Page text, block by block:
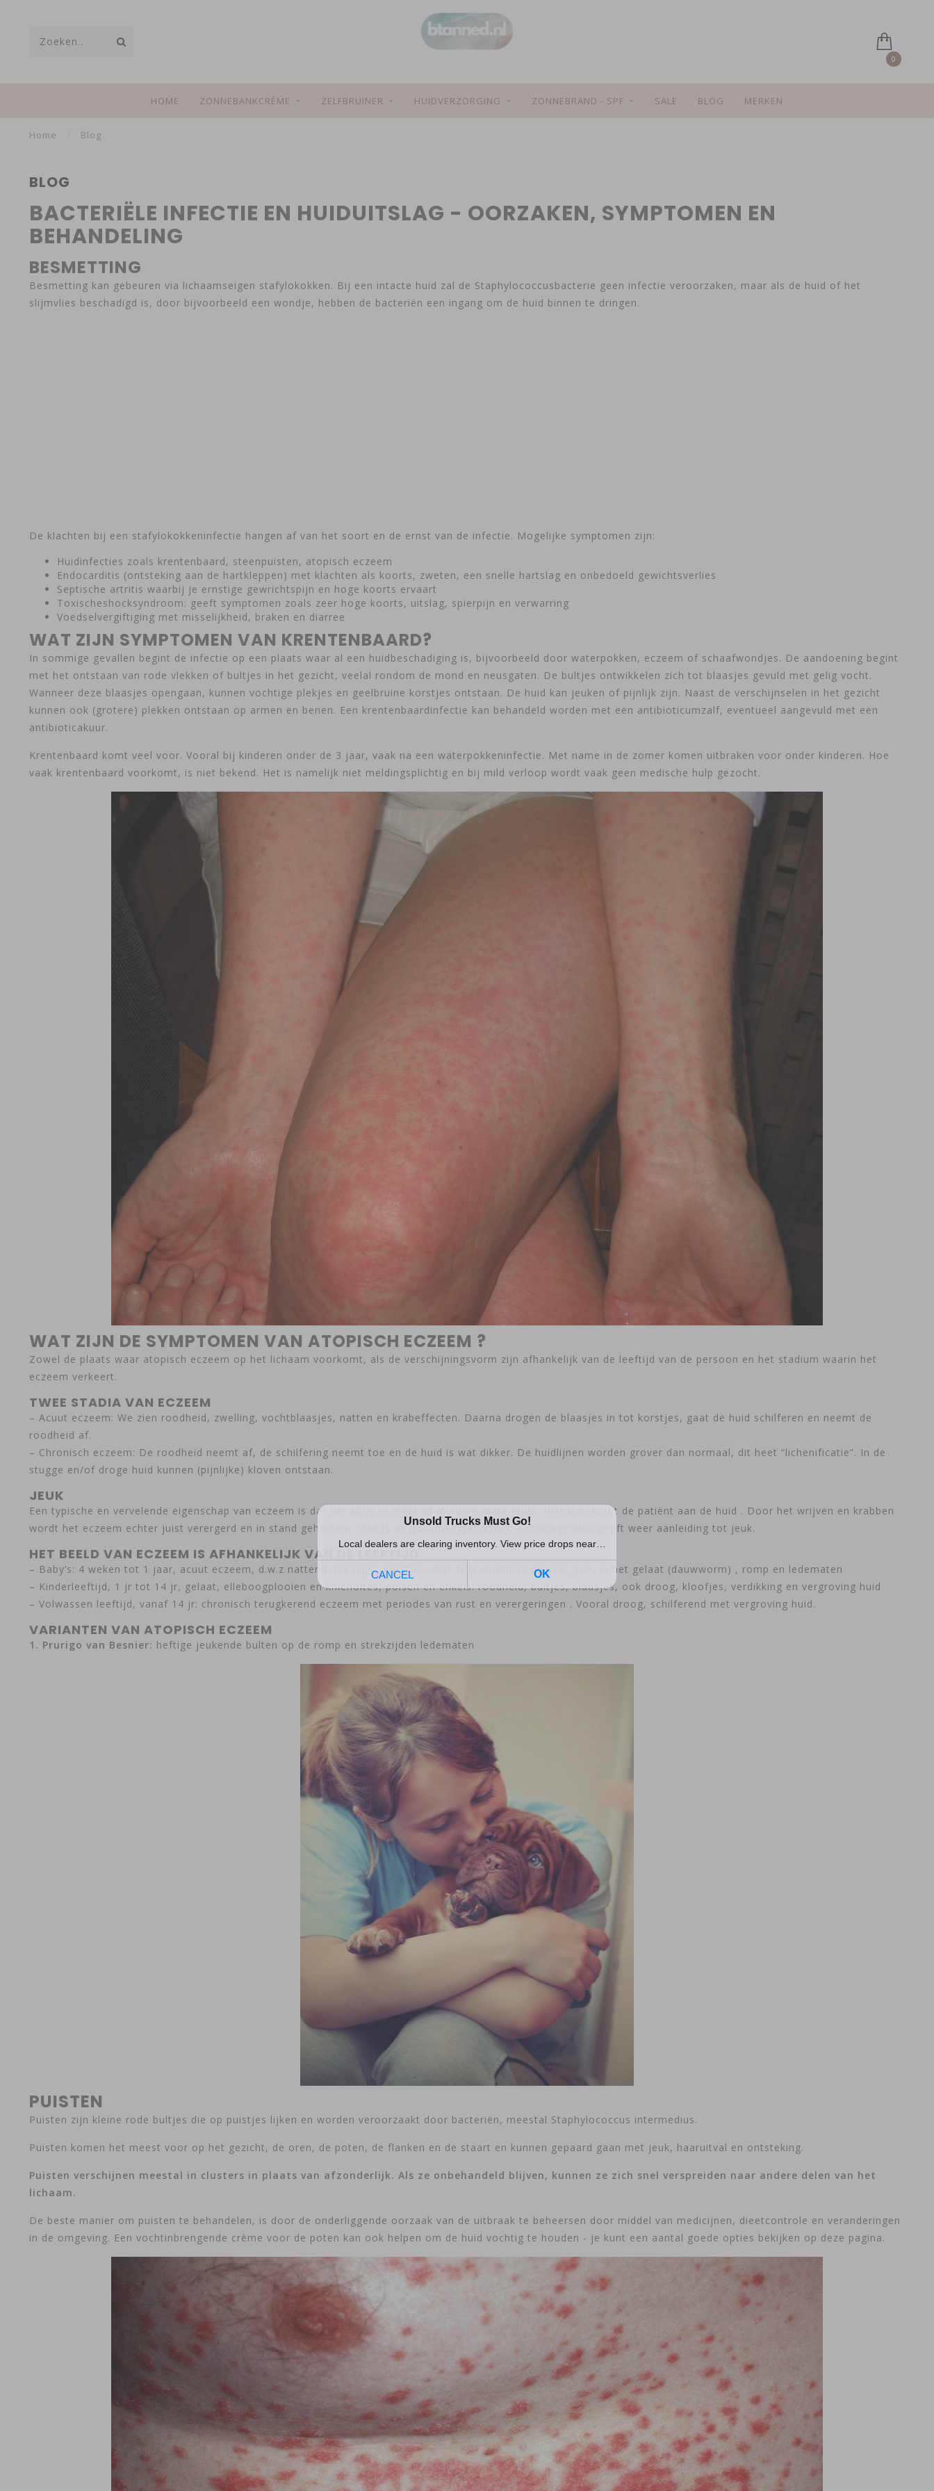
0
HOME ZONNEBANKCRÈME ZELFBRUINER HUIDVERZORGING ZONNEBRAND - SPF SALE BLOG MERKEN
Home Blog
BLOG
BACTERIËLE INFECTIE EN HUIDUITSLAG - OORZAKEN, SYMPTOMEN EN
BEHANDELING
BESMETTING
Besmetting kan gebeuren via lichaamseigen stafylokokken. Bij een intacte huid zal de Staphylococcusbacterie geen infectie veroorzaken, maar als de huid of het
slijmvlies beschadigd is, door bijvoorbeeld een wondje, hebben de bacteriën een ingang om de huid binnen te dringen.
De klachten bij een stafylokokkeninfectie hangen af van het soort en de ernst van de infectie. Mogelijke symptomen zijn:
Huidinfecties zoals krentenbaard, steenpuisten, atopisch eczeem
Endocarditis (ontsteking aan de hartkleppen) met klachten als koorts, zweten, een snelle hartslag en onbedoeld gewichtsverlies
Septische artritis waarbij je ernstige gewrichtspijn en hoge koorts ervaart
Toxischeshocksyndroom: geeft symptomen zoals zeer hoge koorts, uitslag, spierpijn en verwarring
Voedselvergiftiging met misselijkheid, braken en diarree
WAT ZIJN SYMPTOMEN VAN KRENTENBAARD?
In sommige gevallen begint de infectie op een plaats waar al een huidbeschadiging is, bijvoorbeeld door waterpokken, eczeem of schaafwondjes. De aandoening begint
met het ontstaan van rode vlekken of bultjes in het gezicht, veelal rondom de mond en neusgaten. De bultjes ontwikkelen zich tot blaasjes gevuld met gelig vocht.
Wanneer deze blaasjes opengaan, kunnen vochtige plekjes en geelbruine korstjes ontstaan. De huid kan jeuken of pijnlijk zijn. Naast de verschijnselen in het gezicht
kunnen ook (grotere) plekken ontstaan op armen en benen. Een krentenbaardinfectie kan behandeld worden met een antibioticumzalf, eventueel aangevuld met een
antibioticakuur.
Krentenbaard komt veel voor. Vooral bij kinderen onder de 3 jaar, vaak na een waterpokkeninfectie. Met name in de zomer komen uitbraken voor onder kinderen. Hoe
vaak krentenbaard voorkomt, is niet bekend. Het is namelijk niet meldingsplichtig en bij mild verloop wordt vaak geen medische hulp gezocht.
WAT ZIJN DE SYMPTOMEN VAN ATOPISCH ECZEEM ?
Zowel de plaats waar atopisch eczeem op het lichaam voorkomt, als de verschijningsvorm zijn afhankelijk van de leeftijd van de persoon en het stadium waarin het
eczeem verkeert.
TWEE STADIA VAN ECZEEM
– Acuut eczeem: We zien roodheid, zwelling, vochtblaasjes, natten en krabeffecten. Daarna drogen de blaasjes in tot korstjes, gaat de huid schilferen en neemt de
roodheid af.
– Chronisch eczeem: De roodheid neemt af, de schilfering neemt toe en de huid is wat dikker. De huidlijnen worden grover dan normaal, dit heet “lichenificatie”. In de
stugge en/of droge huid kunnen (pijnlijke) kloven ontstaan.
JEUK
Een typische en vervelende eigenschap van eczeem is dat het altijd in meer of mindere mate jeukt. Hierdoor krabt de patiënt aan de huid . Door het wrijven en krabben
wordt het eczeem echter juist verergerd en in stand gehouden. Ook is de huid meestal droog, een droge huid geeft weer aanleiding tot jeuk.
HET BEELD VAN ECZEEM IS AFHANKELIJK VAN DE LEEFTIJD
– Baby’s: 4 weken tot 1 jaar, acuut eczeem, d.w.z nattend, blaasjes, korstjes, met felle roodheid en veel jeuk, in het gelaat (dauwworm) , romp en ledematen
– Kinderleeftijd, 1 jr tot 14 jr, gelaat, elleboogplooien en knieholtes, polsen en enkels: roodheid, bultjes, blaasjes, ook droog, kloofjes, verdikking en vergroving huid
– Volwassen leeftijd, vanaf 14 jr: chronisch terugkerend eczeem met periodes van rust en verergeringen . Vooral droog, schilferend met vergroving huid.
VARIANTEN VAN ATOPISCH ECZEEM
1. Prurigo van Besnier: heftige jeukende bulten op de romp en strekzijden ledematen
PUISTEN
Puisten zijn kleine rode bultjes die op puistjes lijken en worden veroorzaakt door bacteriën, meestal Staphylococcus intermedius.
Puisten komen het meest voor op het gezicht, de oren, de poten, de flanken en de staart en kunnen gepaard gaan met jeuk, haaruitval en ontsteking.
Puisten verschijnen meestal in clusters in plaats van afzonderlijk. Als ze onbehandeld blijven, kunnen ze zich snel verspreiden naar andere delen van het
lichaam.
De beste manier om puisten te behandelen, is door de onderliggende oorzaak van de uitbraak te beheersen door middel van medicijnen, dieetcontrole en veranderingen
in de omgeving. Een vochtinbrengende crème voor de poten kan ook helpen om de huid vochtig te houden - je kunt een aantal goede opties bekijken op deze pagina.